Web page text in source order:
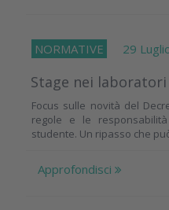
NORMATIVE 29
Stage nei
Focus sulle novità del
regole e le
studente. Un ripasso che
Approfondisci